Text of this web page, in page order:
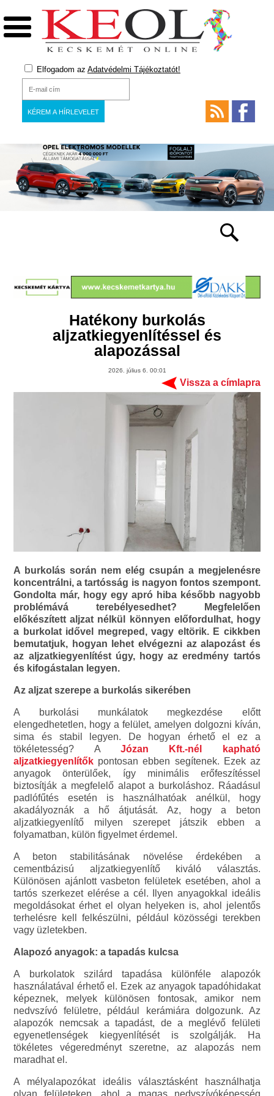
Elfogadom az Adatvédelmi Tájékoztatót!
Hatékony burkolás
aljzatkiegyenlítéssel és
alapozással
2026. július 6. 00:01
Vissza a címlapra
A burkolás során nem elég csupán a megjelenésre
koncentrálni, a tartósság is nagyon fontos szempont.
Gondolta már, hogy egy apró hiba később nagyobb
problémává terebélyesedhet? Megfelelően
előkészített aljzat nélkül könnyen előfordulhat, hogy
a burkolat idővel megreped, vagy eltörik. E cikkben
bemutatjuk, hogyan lehet elvégezni az alapozást és
az aljzatkiegyenlítést úgy, hogy az eredmény tartós
és kifogástalan legyen.
Az aljzat szerepe a burkolás sikerében
A burkolási munkálatok megkezdése előtt
elengedhetetlen, hogy a felület, amelyen dolgozni kíván,
sima és stabil legyen. De hogyan érhető el ez a
tökéletesség? A Józan Kft.-nél kapható
aljzatkiegyenlítők pontosan ebben segítenek. Ezek az
anyagok önterülőek, így minimális erőfeszítéssel
biztosítják a megfelelő alapot a burkoláshoz. Ráadásul
padlófűtés esetén is használhatóak anélkül, hogy
akadályoznák a hő átjutását. Az, hogy a beton
aljzatkiegyenlítő milyen szerepet játszik ebben a
folyamatban, külön figyelmet érdemel.
A beton stabilitásának növelése érdekében a
cementbázisú aljzatkiegyenlítő kiváló választás.
Különösen ajánlott vasbeton felületek esetében, ahol a
tartós szerkezet elérése a cél. Ilyen anyagokkal ideális
megoldásokat érhet el olyan helyeken is, ahol jelentős
terhelésre kell felkészülni, például közösségi terekben
vagy üzletekben.
Alapozó anyagok: a tapadás kulcsa
A burkolatok szilárd tapadása különféle alapozók
használatával érhető el. Ezek az anyagok tapadóhidakat
képeznek, melyek különösen fontosak, amikor nem
nedvszívó felületre, például kerámiára dolgozunk. Az
alapozók nemcsak a tapadást, de a meglévő felületi
egyenetlenségek kiegyenlítését is szolgálják. Ha
tökéletes végeredményt szeretne, az alapozás nem
maradhat el.
A mélyalapozókat ideális választásként használhatja